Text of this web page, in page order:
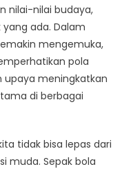
Masyarakat
Kampung
dengan
Tren
Sehat?
nilai-nilai budaya,
ada. Dalam
mengemuka,
pola
upaya meningkatkan
di berbagai
tidak bisa lepas dari
muda. Sepak bola